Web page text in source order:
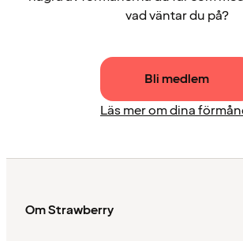
vad väntar du på?
Bli medlem
Läs mer om dina
Om Strawberry